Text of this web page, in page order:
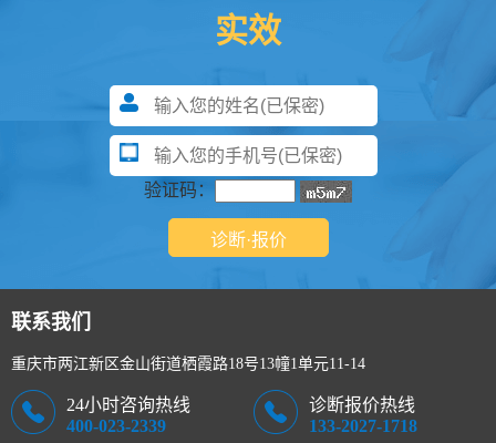
实效
验证码：
联系我们
重庆市两江新区金山街道栖霞路18号13幢1单元11-14
24小时咨询热线
400-023-2339
诊断报价热线
133-2027-1718